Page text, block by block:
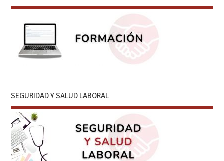
SEGURIDAD Y SALUD LABORAL